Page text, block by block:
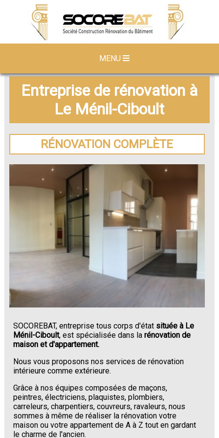
MENU
Entreprise de rénovation à
Le Ménil-Ciboult
RÉNOVATION COMPLÈTE
SOCOREBAT, entreprise tous corps d'état située à Le
Ménil-Ciboult, est spécialisée dans larénovation de
maison et d'appartement.
Nous vous proposons nos services de rénovation
intérieure comme extérieure.
Grâce à nos équipes composées de maçons,
peintres, électriciens, plaquistes, plombiers,
carreleurs, charpentiers, couvreurs, ravaleurs, nous
sommes à même de réaliser la rénovation votre
maison ou votre appartement de A à Z tout en gardant
le charme de l'ancien.